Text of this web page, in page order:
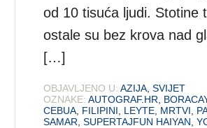
od 10 tisuća ljudi. Stotine
ostale su bez krova nad
[…]
OBJAVLJENO U: AZIJA ,SVIJET
OZNAKE: AUTOGRAF.HR
CEBUA FILIPINI LEYTE MRTVI
SAMAR ,SUPERTAJFUN HAIYAN ,